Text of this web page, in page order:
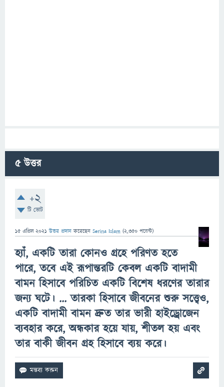
5উত্তর
+2
টি ভোট
15 এপ্রিল 2021 উত্তর প্রদান করেছেন Serina Islam (2,350 পয়েন্ট)
হ্যাঁ, একটি তারা কোনও গ্রহে পরিণত হতে
পারে, তবে এই রূপান্তরটি কেবল একটি বাদামী
বামন হিসাবে পরিচিত একটি বিশেষ ধরণের তারার
জন্য ঘটে। ... তারকা হিসাবে জীবনের শুরু সত্ত্বেও,
একটি বাদামী বামন দ্রুত তার ভারী হাইড্রোজেন
ব্যবহার করে, অন্ধকার হয়ে যায়, শীতল হয় এবং
তার বাকী জীবন গ্রহ হিসাবে ব্যয় করে।